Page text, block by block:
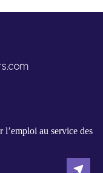
l’emploi au service des